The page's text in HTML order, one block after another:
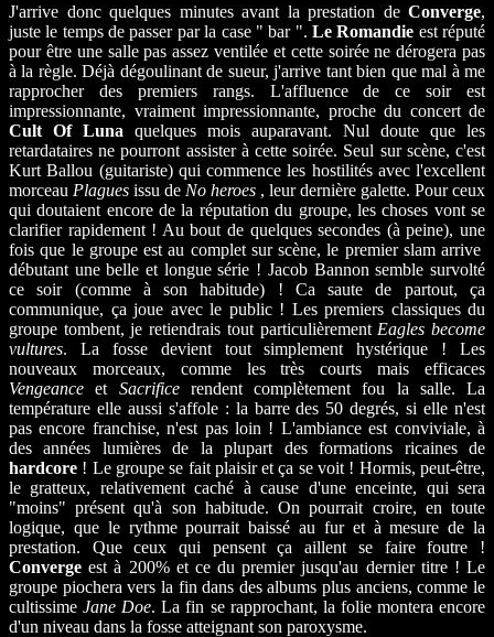
J'arrive donc quelques minutes avant la prestation de Converge,
juste le temps de passer par la case " bar ". Le Romandie est réputé
pour être une salle pas assez ventilée et cette soirée ne dérogera pas
à la règle. Déjà dégoulinant de sueur, j'arrive tant bien que mal à me
rapprocher des premiers rangs. L'affluence de ce soir est
impressionnante, vraiment impressionnante, proche du concert de
Cult Of Luna quelques mois auparavant. Nul doute que les
retardataires ne pourront assister à cette soirée. Seul sur scène, c'est
Kurt Ballou (guitariste) qui commence les hostilités avec l'excellent
morceau Plagues issu de No heroes , leur dernière galette. Pour ceux
qui doutaient encore de la réputation du groupe, les choses vont se
clarifier rapidement ! Au bout de quelques secondes (à peine), une
fois que le groupe est au complet sur scène, le premier slam arrive
débutant une belle et longue série ! Jacob Bannon semble survolté
ce soir (comme à son habitude) ! Ca saute de partout, ça
communique, ça joue avec le public ! Les premiers classiques du
groupe tombent, je retiendrais tout particulièrement Eagles become
vultures. La fosse devient tout simplement hystérique ! Les
nouveaux morceaux, comme les très courts mais efficaces
Vengeance et Sacrificerendent complètement fou la salle. La
température elle aussi s'affole : la barre des 50 degrés, si elle n'est
pas encore franchise, n'est pas loin ! L'ambiance est conviviale, à
des années lumières de la plupart des formations ricaines de
hardcore ! Le groupe se fait plaisir et ça se voit ! Hormis, peut-être,
le gratteux, relativement caché à cause d'une enceinte, qui sera
"moins" présent qu'à son habitude. On pourrait croire, en toute
logique, que le rythme pourrait baissé au fur et à mesure de la
prestation. Que ceux qui pensent ça aillent se faire foutre !
Converge est à 200% et ce du premier jusqu'au dernier titre ! Le
groupe piochera vers la fin dans des albums plus anciens, comme le
cultissimeJane Doe. La fin se rapprochant, la folie montera encore
d'un niveau dans la fosse atteignant son paroxysme.